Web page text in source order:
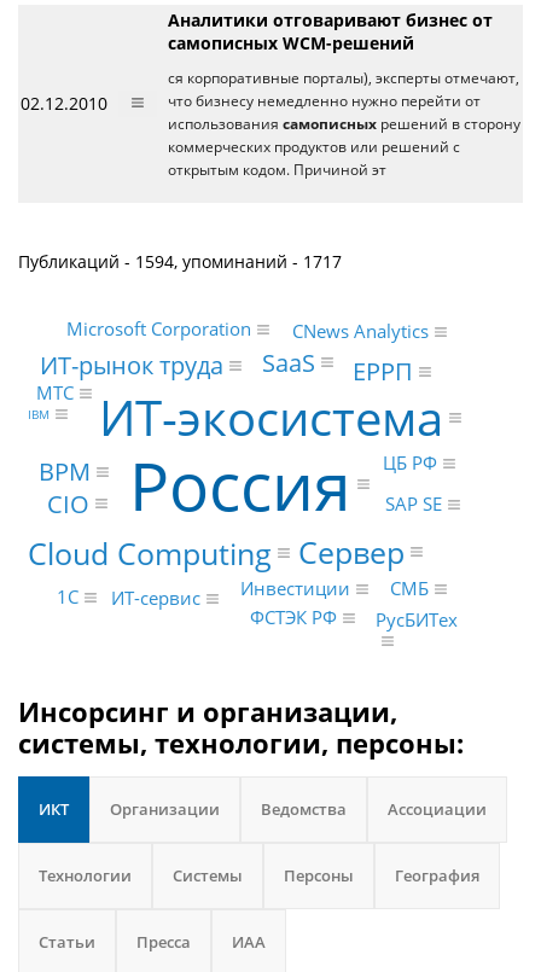
02.12.2010
Аналитики отговаривают бизнес от
самописных WCM-решений
ся корпоративные порталы), эксперты отмечают,
что бизнесу немедленно нужно перейти от
использования самописных решений в сторону
коммерческих продуктов или решений с
открытым кодом. Причиной эт
Публикаций - 1594, упоминаний - 1717
Россия
ИТ-экосистема
Cloud Computing Сервер
ЕРРП
SaaS
ИТ-рынок труда
BPM
CIO
1С ИТ-сервис Инвестиции СМБ
CNews Analytics
SAP SE
Microsoft Corporation
ФСТЭК РФ
ЦБ РФ
РусБИТех
МТС
IBM
Инсорсинг и организации,
системы, технологии, персоны:
ИКТ Организации Ведомства Ассоциации
Технологии Системы Персоны География
Статьи Пресса ИАА